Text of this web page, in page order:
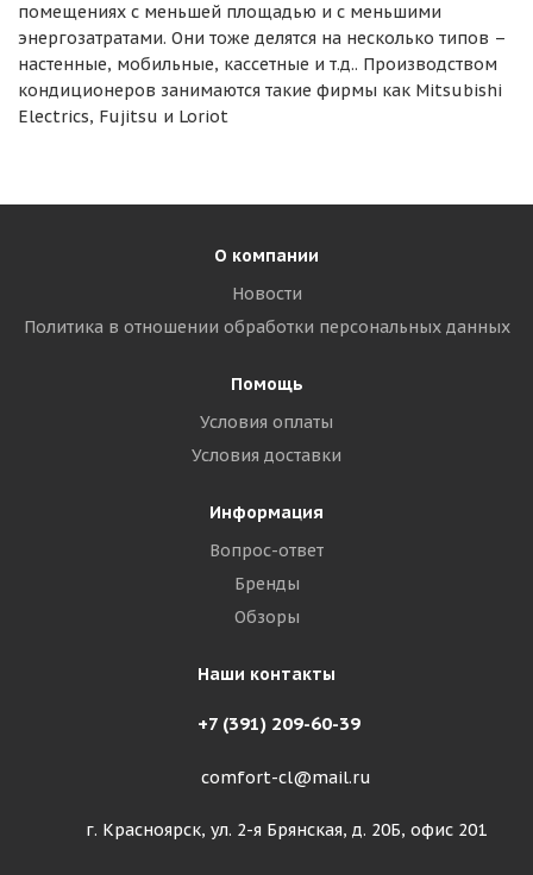
помещениях с меньшей площадью и с меньшими
энергозатратами. Они тоже делятся на несколько типов –
настенные, мобильные, кассетные и т.д.. Производством
кондиционеров занимаются такие фирмы как Mitsubishi
Electrics, Fujitsu и Loriot
О компании
Новости
Политика в отношении обработки персональных данных
Помощь
Условия оплаты
Условия доставки
Информация
Вопрос-ответ
Бренды
Обзоры
Наши контакты
+7 (391) 209-60-39
comfort-cl@mail.ru
г. Красноярск, ул. 2-я Брянская, д. 20Б, офис 201